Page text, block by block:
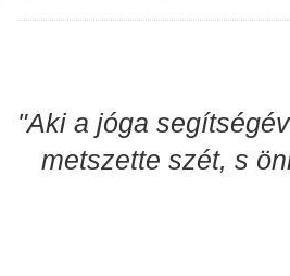
"Aki a jóga
metszette szét, s